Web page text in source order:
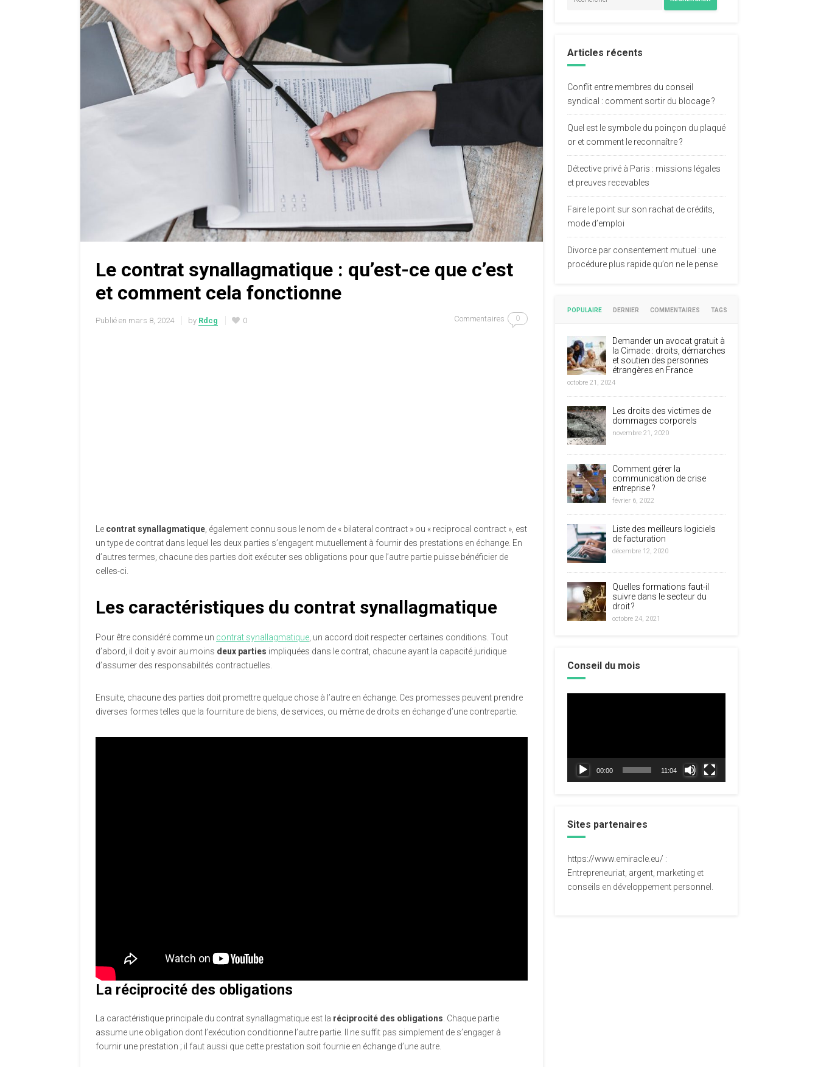
Le contrat synallagmatique : qu’est-ce que c’est
et comment cela fonctionne
Publié en mars 8, 2024 by Rdcg 0 Commentaires 0
Le contrat synallagmatique, également connu sous le nom de « bilateral contract » ou « reciprocal contract », est
un type de contrat dans lequel les deux parties s’engagent mutuellement à fournir des prestations en échange. En
d’autres termes, chacune des parties doit exécuter ses obligations pour que l’autre partie puisse bénéficier de
celles-ci.
Les caractéristiques du contrat synallagmatique
Pour être considéré comme un contrat synallagmatique, un accord doit respecter certaines conditions. Tout
d’abord, il doit y avoir au moins deux parties impliquées dans le contrat, chacune ayant la capacité juridique
d’assumer des responsabilités contractuelles.
Ensuite, chacune des parties doit promettre quelque chose à l’autre en échange. Ces promesses peuvent prendre
diverses formes telles que la fourniture de biens, de services, ou même de droits en échange d’une contrepartie.
La réciprocité des obligations
La caractéristique principale du contrat synallagmatique est la réciprocité des obligations . Chaque partie
assume une obligation dont l’exécution conditionne l’autre partie. Il ne suffit pas simplement de s’engager à
fournir une prestation ; il faut aussi que cette prestation soit fournie en échange d’une autre.
Articles récents
Conflit entre membres du conseil
syndical : comment sortir du blocage ?
Quel est le symbole du poinçon du plaqué
or et comment le reconnaître ?
Détective privé à Paris : missions légales
et preuves recevables
Faire le point sur son rachat de crédits,
mode d’emploi
Divorce par consentement mutuel : une
procédure plus rapide qu’on ne le pense
POPULAIRE DERNIER COMMENTAIRES TAGS
Demander un avocat gratuit à
la Cimade : droits, démarches
et soutien des personnes
étrangères en France
octobre 21, 2024
Les droits des victimes de
dommages corporels
novembre 21, 2020
Comment gérer la
communication de crise
entreprise ?
février 6, 2022
Liste des meilleurs logiciels
de facturation
décembre 12, 2020
Quelles formations faut-il
suivre dans le secteur du
droit ?
octobre 24, 2021
Conseil du mois
00:00 11:04
Sites partenaires
https://www.emiracle.eu/ :
Entrepreneuriat, argent, marketing et
conseils en développement personnel.